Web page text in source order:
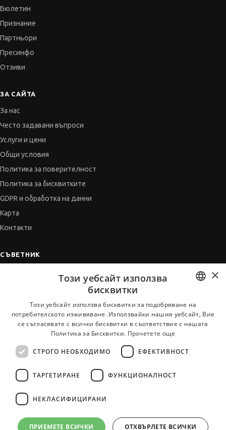
Бюлетин
Признание
Партньори
Пресинфо
Отзиви
ЗА САЙТА
За нас
Често задавани въпроси
Услуги и цени
Общи условия
Политика за поверителност
Политика за бисквитките
GDPR и обработка на данни
Карта
Контакти
СЪВЕТНИК
Когато получим оферта
Vihra AI
За новодошли
Всички услуги на JobTiger
BULGARIAN
ENGLISH
×
Този уебсайт използва
бисквитки
Този уебсайт използва бисквитки за подобряване на
потребителското изживяване. Използвайки нашия уебсайт, Вие
се съгласявате с всички бисквитки в съответствие с нашата
Политика за Бисквитки. Прочетете още
СТРОГО НЕОБХОДИМО ЕФЕКТИВНОСТ
ТАРГЕТИРАНЕ ФУНКЦИОНАЛНОСТ
НЕКЛАСИФИЦИРАНИ
ПРИЕМЕТЕ ВСИЧКИ ОТХВЪРЛЕТЕ ВСИЧКИ